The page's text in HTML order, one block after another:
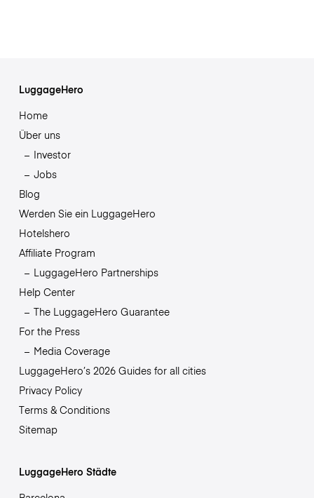
LuggageHero
Home
Über uns
Investor
Jobs
Blog
Werden Sie ein LuggageHero
Hotelshero
Affiliate Program
LuggageHero Partnerships
Help Center
The LuggageHero Guarantee
For the Press
Media Coverage
LuggageHero’s 2026 Guides for all cities
Privacy Policy
Terms & Conditions
Sitemap
LuggageHero Städte